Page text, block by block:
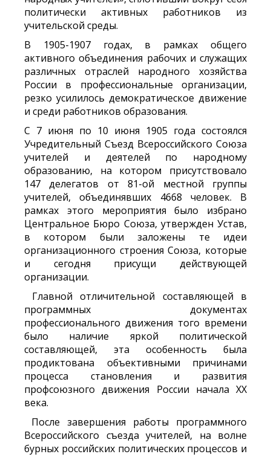
политически активных работников из
учительской среды.
В 1905-1907 годах, в рамках общего
активного объединения рабочих и служащих
различных отраслей народного хозяйства
России в профессиональные организации,
резко усилилось демократическое движение
и среди работников образования.
С 7 июня по 10 июня 1905 года состоялся
Учредительный Съезд Всероссийского Союза
учителей и деятелей по народному
образованию, на котором присутствовало
147 делегатов от 81-ой местной группы
учителей, объединявших 4668 человек. В
рамках этого мероприятия было избрано
Центральное Бюро Союза, утвержден Устав,
в котором были заложены те идеи
организационного строения Союза, которые
и сегодня присущи действующей
организации.
Главной отличительной составляющей в
программных документах
профессионального движения того времени
было наличие яркой политической
составляющей, эта особенность была
продиктована объективными причинами
процесса становления и развития
профсоюзного движения России начала XX
века.
После завершения работы программного
Всероссийского съезда учителей, на волне
бурных российских политических процессов и